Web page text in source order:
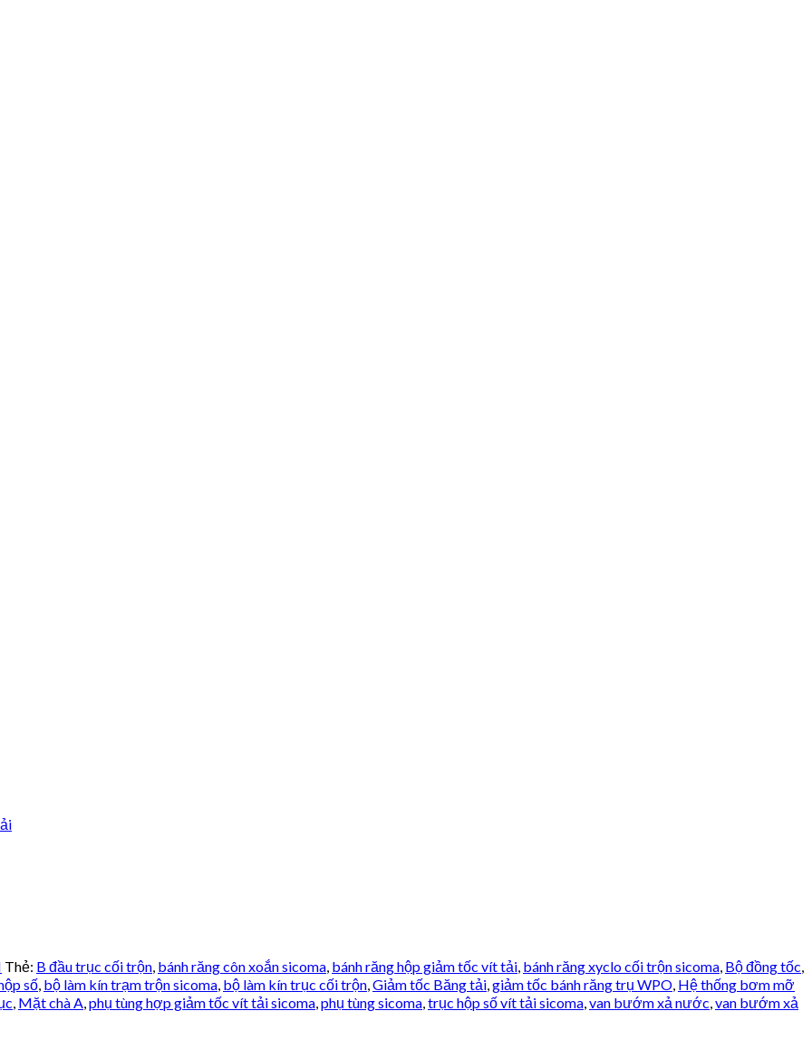
Thẻ: B đầu trục cối trộn, bánh răng côn xoắn sicoma, bánh răng hộp giảm tốc vít tải, bánh răng xyclo cối trộn sicoma, Bộ đồng tốc,
số, bộ làm kín trạm trộn sicoma, bộ làm kín trục cối trộn,Giảm tốc Băng tải,giảm tốc bánh răng trụ WPO, Hệ thống bơm mỡ
, Mặt chà A,phụ tùng hợp giảm tốc vít tải sicoma,phụ tùng sicoma,trục hộp số vít tải sicoma,van bướm xả nước,van bướm xả